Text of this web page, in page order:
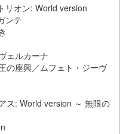
リオン: World version
ンテ
ェルカーナ
の座興／ムフェト・ジーヴ
ス: World version ～ 無限の